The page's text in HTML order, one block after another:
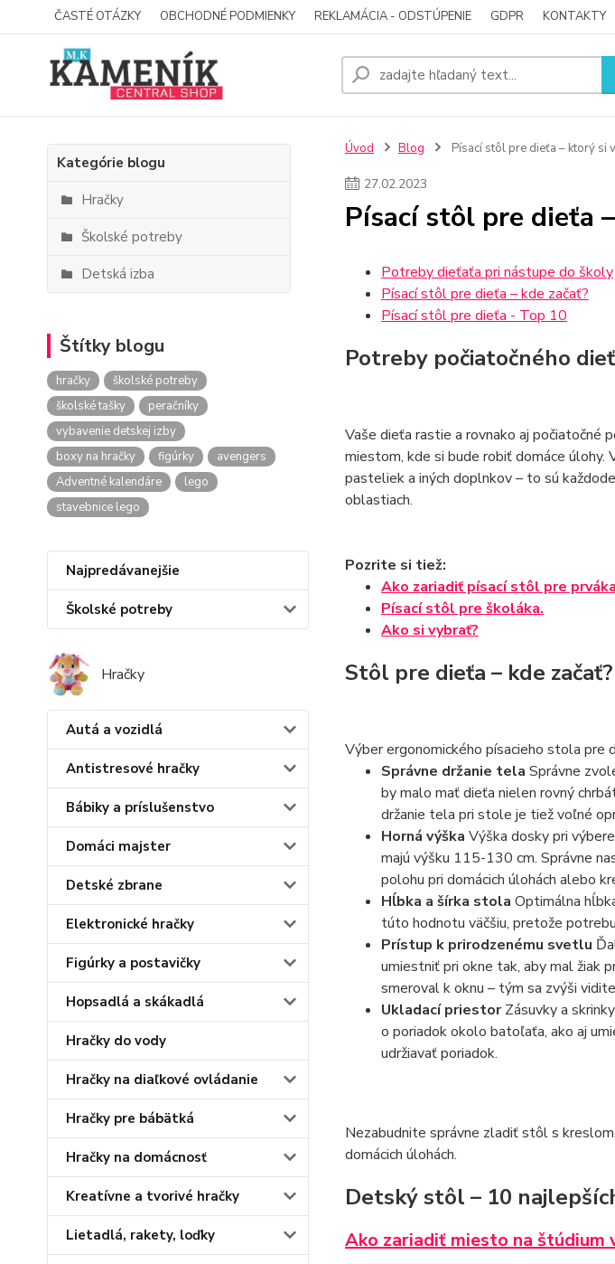
ČASTÉ OTÁZKY OBCHODNÉ PODMIENKY REKLAMÁCIA - ODSTÚPENIE GDPR KONTAKTY
Kategórie blogu
Hračky
Školské potreby
Detská izba
Štítky blogu
hračky
školské potreby
školské tašky
peračníky
vybavenie detskej izby
boxy na hračky
figúrky
avengers
Adventné kalendáre
lego
stavebnice lego
Najpredávanejšie
Školské potreby
Hračky
Autá a vozidlá
Antistresové hračky
Bábiky a príslušenstvo
Domáci majster
Detské zbrane
Elektronické hračky
Figúrky a postavičky
Hopsadlá a skákadlá
Hračky do vody
Hračky na diaľkové ovládanie
Hračky pre bábätká
Hračky na domácnosť
Kreatívne a tvorivé hračky
Lietadlá, rakety, loďky
Úvod Blog Písací stôl pre dieťa – ktorý si
27.02.2023
Písací stôl pre dieťa
Potreby dieťaťa pri nástupe do školy
Písací stôl pre dieťa – kde začať?
Písací stôl pre dieťa - Top 10
Potreby počiatočného
Vaše dieťa rastie a rovnako aj počiatočné
miestom, kde si bude robiť domáce úlohy.
pasteliek a iných doplnkov – to sú
oblastiach.
Pozrite si tiež:
Ako zariadiť písací stôl pre
Písací stôl pre školáka.
Ako si vybrať?
Stôl pre dieťa – kde začať?
Výber ergonomického písacieho stola pre
Správne držanie tela Správne
by malo mať dieťa nielen rovný
držanie tela pri stole je tiež voľné
Horná výška Výška dosky pri
majú výšku 115-130 cm. Správne
polohu pri domácich úlohách alebo
Hĺbka a šírka stola Optimálna
túto hodnotu väčšiu, pretože
Prístup k prirodzenému svetlu
umiestniť pri okne tak, aby mal žiak
smeroval k oknu – tým sa zvýši
Ukladací priestorZásuvky a
o poriadok okolo batoľaťa, ako aj
udržiavať poriadok.
Nezabudnite správne zladiť stôl s
domácich úlohách.
Detský stôl – 10
Ako zariadiť miesto na štúdium